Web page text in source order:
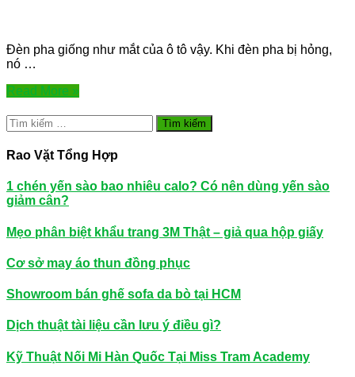
Đèn pha giống như mắt của ô tô vậy. Khi đèn pha bị hỏng,
nó …
Read More »
Tìm
kiếm
cho:
Rao Vặt Tổng Hợp
1 chén yến sào bao nhiêu calo? Có nên dùng yến sào
giảm cân?
Mẹo phân biệt khẩu trang 3M Thật – giả qua hộp giấy
Cơ sở may áo thun đồng phục
Showroom bán ghế sofa da bò tại HCM
Dịch thuật tài liệu cần lưu ý điều gì?
Kỹ Thuật Nối Mi Hàn Quốc Tại Miss Tram Academy